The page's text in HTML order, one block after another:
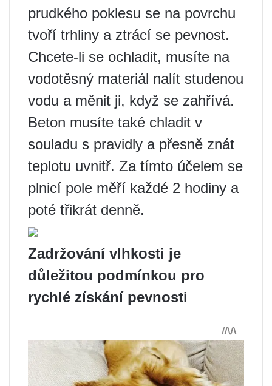
prudkého poklesu se na povrchu
tvoří trhliny a ztrácí se pevnost.
Chcete-li se ochladit, musíte na
vodotěsný materiál nalít studenou
vodu a měnit ji, když se zahřívá.
Beton musíte také chladit v
souladu s pravidly a přesně znát
teplotu uvnitř. Za tímto účelem se
plnicí pole měří každé 2 hodiny a
poté třikrát denně.
Zadržování vlhkosti je
důležitou podmínkou pro
rychlé získání pevnosti